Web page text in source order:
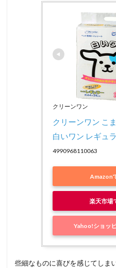
クリーンワン
クリーンワン こ
白いワン レギュ
4990968110063
Amazon
楽天市場
Yahoo!ショッ
些細なものに喜びを感じてしま